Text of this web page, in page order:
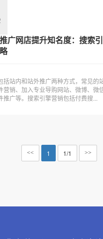
广网店提升知名度：搜索
括站内和站外推广两种方式，常见的
营销、加入专业导购网站、微博、微
推广等。搜索引擎营销包括付费搜...
<< 1 1/1 >>